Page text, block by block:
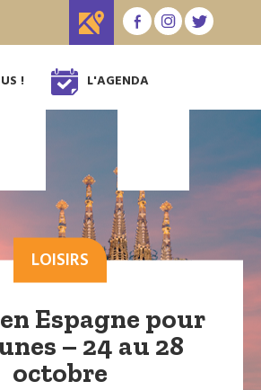
! L'AGENDA
LOISIRS
Espagne pour
– 24 au 28
octobre